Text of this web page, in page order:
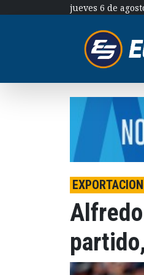
jueves 6 de
EXPORTACION